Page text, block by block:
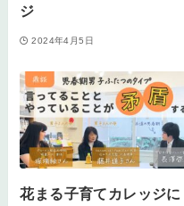
ジ
2024年4月5日
花まる子育てカレッジに